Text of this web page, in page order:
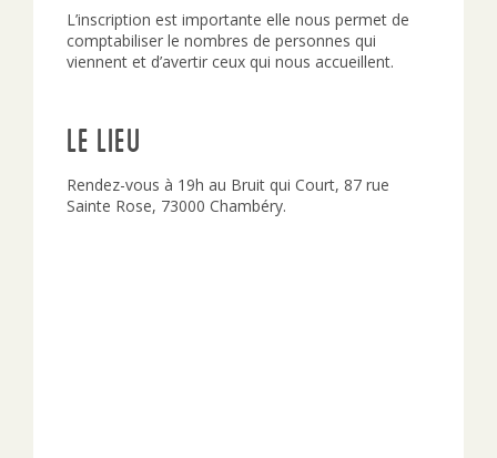
L’inscription est importante elle nous permet de
comptabiliser le nombres de personnes qui
viennent et d’avertir ceux qui nous accueillent.
Le lieu
Rendez-vous à 19h au Bruit qui Court, 87 rue
Sainte Rose, 73000 Chambéry.